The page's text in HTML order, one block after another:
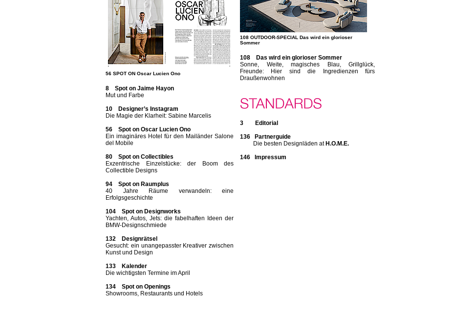
56 SPOT ON Oscar Lucien Ono
8 Spot on Jaime Hayon
Mut und Farbe
10 Designer’s Instagram
Die Magie der Klarheit: Sabine Marcelis
56 Spot on Oscar Lucien Ono
Ein imaginäres Hotel für den Mailänder Salone
del Mobile
80 Spot on Collectibles
Exzentrische Einzelstücke: der Boom des
Collectible Designs
94 Spot on Raumplus
40 Jahre Räume verwandeln: eine
Erfolgsgeschichte
104 Spot on Designworks
Yachten, Autos, Jets: die fabelhaften Ideen der
BMW-Designschmiede
132 Designrätsel
Gesucht: ein unangepasster Kreativer zwischen
Kunst und Design
133 Kalender
Die wichtigsten Termine im April
134 Spot on Openings
Showrooms, Restaurants und Hotels
108 OUTDOOR-SPECIAL Das wird ein glorioser
Sommer
108 Das wird ein glorioser Sommer
Sonne, Weite, magisches Blau, Grillglück,
Freunde: Hier sind die Ingredienzen fürs
Draußenwohnen
3 Editorial
136 Partnerguide
Die besten Designläden at H.O.M.E.
146 Impressum